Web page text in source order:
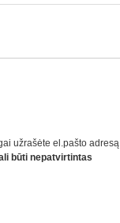
užrašėte el.pašto adresą
būti nepatvirtintas